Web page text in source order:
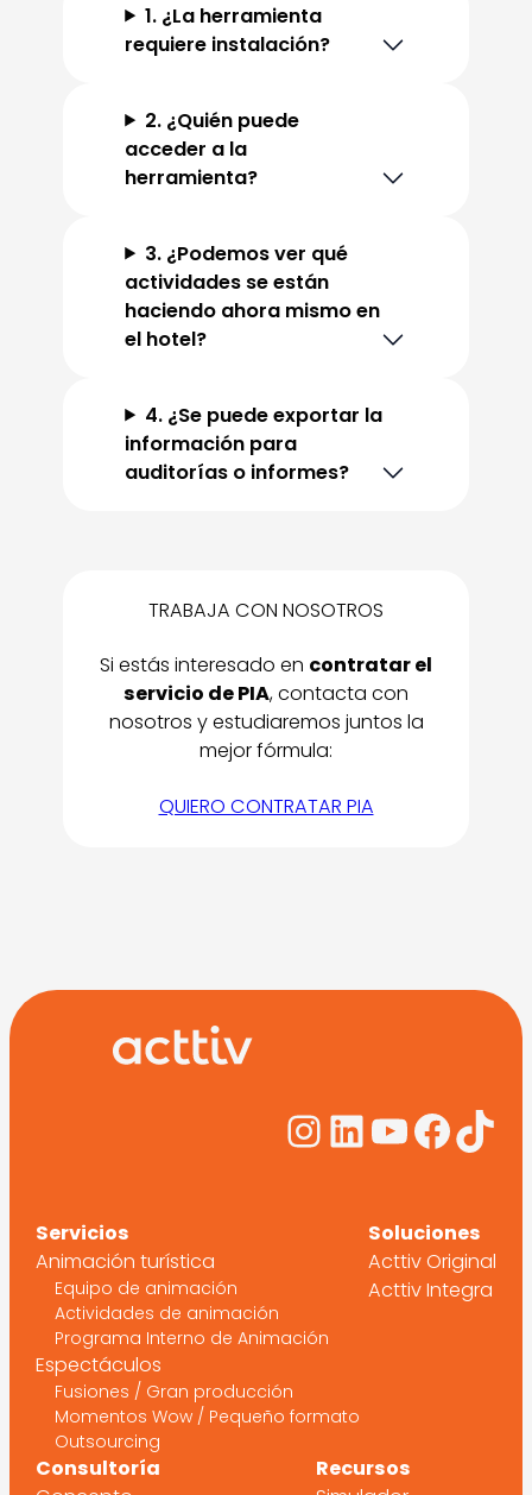
1. ¿La herramienta
requiere instalación?
2. ¿Quién puede
acceder a la
herramienta?
3. ¿Podemos ver qué
actividades se están
haciendo ahora mismo en
el hotel?
4. ¿Se puede exportar la
información para
auditorías o informes?
TRABAJA CON NOSOTROS
Si estás interesado en contratar el
servicio de PIA, contacta con
nosotros y estudiaremos juntos la
mejor fórmula:
QUIERO CONTRATAR PIA
Instagram
LinkedIn
Servicios
Animación turística
Equipo de animación
Actividades de animación
Programa Interno de Animación
Espectáculos
Fusiones / Gran producción
Momentos Wow / Pequeño formato
Outsourcing
Soluciones
Acttiv Original
Acttiv Integra
Consultoría
Recursos